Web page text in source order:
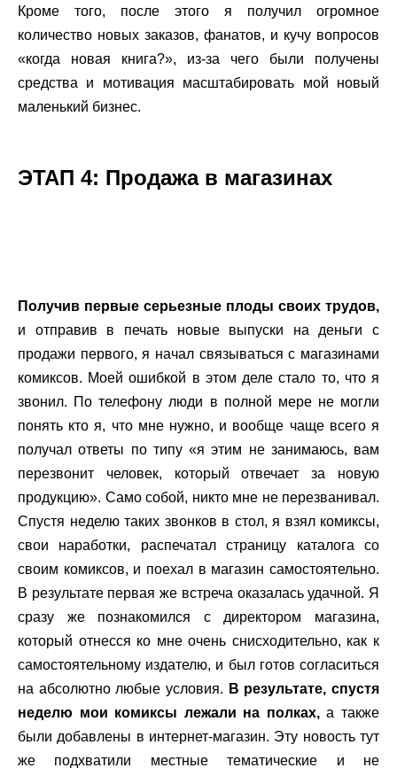
Кроме того, после этого я получил огромное
количество новых заказов, фанатов, и кучу вопросов
«когда новая книга?», из-за чего были получены
средства и мотивация масштабировать мой новый
маленький бизнес.
ЭТАП 4: Продажа в магазинах
Получив первые серьезные плоды своих трудов,
и отправив в печать новые выпуски на деньги с
продажи первого, я начал связываться с магазинами
комиксов. Моей ошибкой в этом деле стало то, что я
звонил. По телефону люди в полной мере не могли
понять кто я, что мне нужно, и вообще чаще всего я
получал ответы по типу «я этим не занимаюсь, вам
перезвонит человек, который отвечает за новую
продукцию». Само собой, никто мне не перезванивал.
Спустя неделю таких звонков в стол, я взял комиксы,
свои наработки, распечатал страницу каталога со
своим комиксов, и поехал в магазин самостоятельно.
В результате первая же встреча оказалась удачной. Я
сразу же познакомился с директором магазина,
который отнесся ко мне очень снисходительно, как к
самостоятельному издателю, и был готов согласиться
на абсолютно любые условия. В результате, спустя
неделю мои комиксы лежали на полках,а также
были добавлены в интернет-магазин. Эту новость тут
же подхватили местные тематические и не